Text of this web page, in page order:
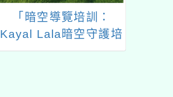
「暗空導覽培訓：
Kayal Lala暗空守護培
訓課程」